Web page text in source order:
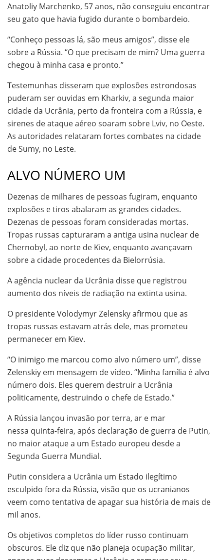
Anatoliy Marchenko, 57 anos, não conseguiu encontrar
seu gato que havia fugido durante o bombardeio.
“Conheço pessoas lá, são meus amigos”, disse ele
sobre a Rússia. “O que precisam de mim? Uma guerra
chegou à minha casa e pronto.”
Testemunhas disseram que explosões estrondosas
puderam ser ouvidas em Kharkiv, a segunda maior
cidade da Ucrânia, perto da fronteira com a Rússia, e
sirenes de ataque aéreo soaram sobre Lviv, no Oeste.
As autoridades relataram fortes combates na cidade
de Sumy, no Leste.
ALVO NÚMERO UM
Dezenas de milhares de pessoas fugiram, enquanto
explosões e tiros abalaram as grandes cidades.
Dezenas de pessoas foram consideradas mortas.
Tropas russas capturaram a antiga usina nuclear de
Chernobyl, ao norte de Kiev, enquanto avançavam
sobre a cidade procedentes da Bielorrúsia.
A agência nuclear da Ucrânia disse que registrou
aumento dos níveis de radiação na extinta usina.
O presidente Volodymyr Zelensky afirmou que as
tropas russas estavam atrás dele, mas prometeu
permanecer em Kiev.
“O inimigo me marcou como alvo número um”, disse
Zelenskiy em mensagem de vídeo. “Minha família é alvo
número dois. Eles querem destruir a Ucrânia
politicamente, destruindo o chefe de Estado.”
A Rússia lançou invasão por terra, ar e mar
nessa quinta-feira, após declaração de guerra de Putin,
no maior ataque a um Estado europeu desde a
Segunda Guerra Mundial.
Putin considera a Ucrânia um Estado ilegítimo
esculpido fora da Rússia, visão que os ucranianos
veem como tentativa de apagar sua história de mais de
mil anos.
Os objetivos completos do líder russo continuam
obscuros. Ele diz que não planeja ocupação militar,